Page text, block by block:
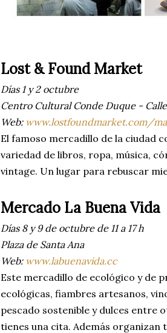
Lost & Found Market
Días 1 y 2 octubre
Centro Cultural Conde Duque -
Web: www.lostfoundmarket.com/
El famoso mercadillo de la ciudad
variedad de libros, ropa, música,
vintage. Un lugar para rebuscar
Mercado La Buena Vida
Días 8 y 9 de octubre de 11 a 17 h
Plaza de Santa Ana
Web: www.labuenavida.cc
Este mercadillo de ecológico y de
ecológicas, fiambres artesanos,
pescado sostenible y dulces entre
tienes una cita. Además organizan